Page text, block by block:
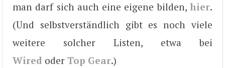
man darf sich auch eine eigene bilden, hier.
(Und selbstverständlich gibt es noch viele
weitere solcher Listen, etwa bei
Wired oder Top Gear.)